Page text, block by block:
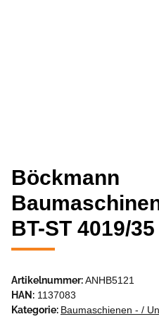
Böckmann
BT-ST 4019/
Artikelnummer:ANHB5121
HAN: 1137083
Kategorie: Baumaschienen - /